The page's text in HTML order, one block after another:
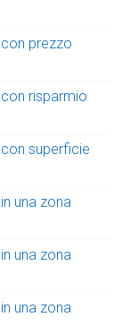
prezzo
risparmio
superficie
una zona
una zona
una zona